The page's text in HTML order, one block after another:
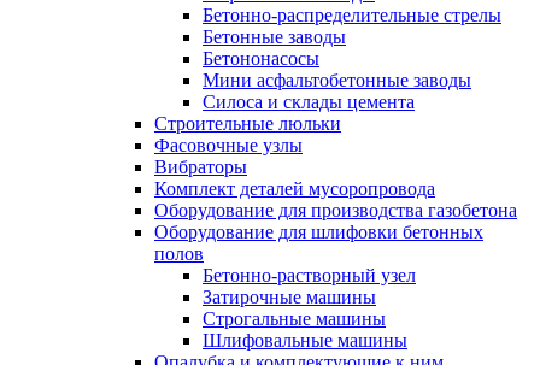
Бетонно-распределительные стрелы
Бетонные заводы
Бетононасосы
Мини асфальтобетонные заводы
Силоса и склады цемента
Строительные люльки
Фасовочные узлы
Вибраторы
Комплект деталей мусоропровода
Оборудование для производства газобетона
Оборудование для шлифовки бетонных
полов
Бетонно-растворный узел
Затирочные машины
Строгальные машины
Шлифовальные машины